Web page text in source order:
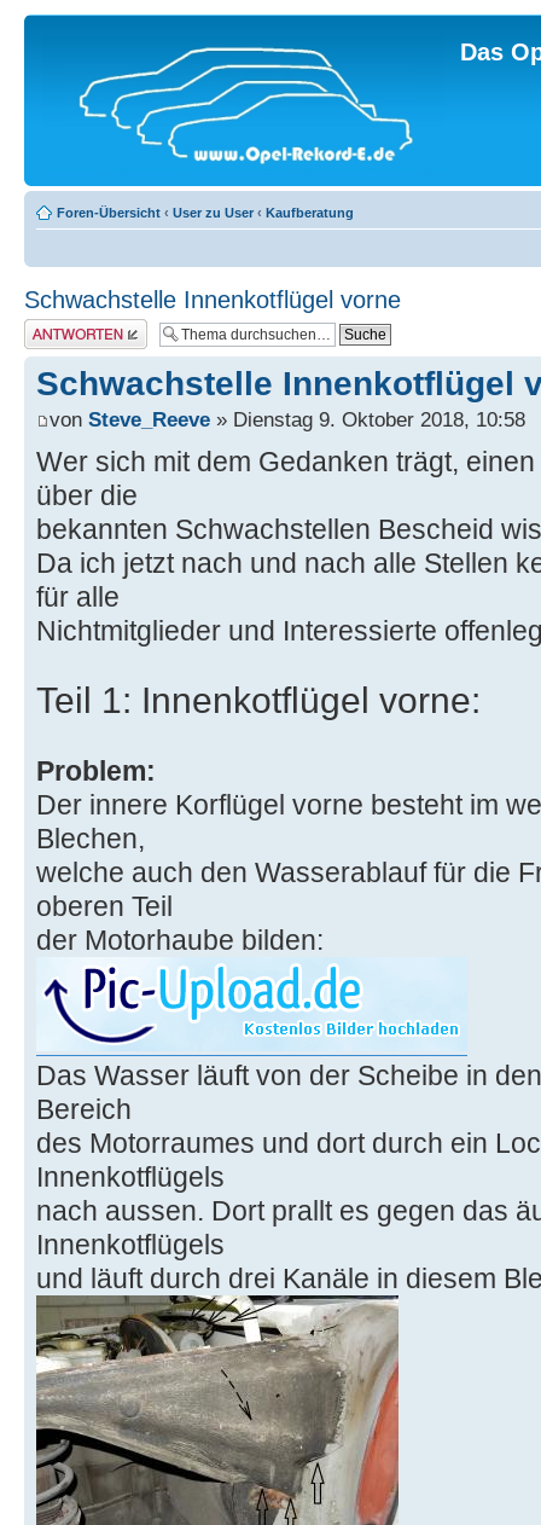
Das
Foren-Übersicht ‹ User zu User ‹ Kaufberatung
Schwachstelle Innenkotflügel vorne
Antwort erstellen
Schwachstelle Innenkotflügel
von Steve_Reeve » Dienstag 9. Oktober 2018, 10:58
Wer sich mit dem Gedanken trägt,
über die
bekannten Schwachstellen Bescheid
Da ich jetzt nach und nach alle Stellen
für alle
Nichtmitglieder und Interessierte
Teil 1: Innenkotflügel vorne:
Problem:
Der innere Korflügel vorne besteht im
Blechen,
welche auch den Wasserablauf für die
oberen Teil
der Motorhaube bilden:
Das Wasser läuft von der Scheibe in
Bereich
des Motorraumes und dort durch ein
Innenkotflügels
nach aussen. Dort prallt es gegen das
Innenkotflügels
und läuft durch drei Kanäle in diesem